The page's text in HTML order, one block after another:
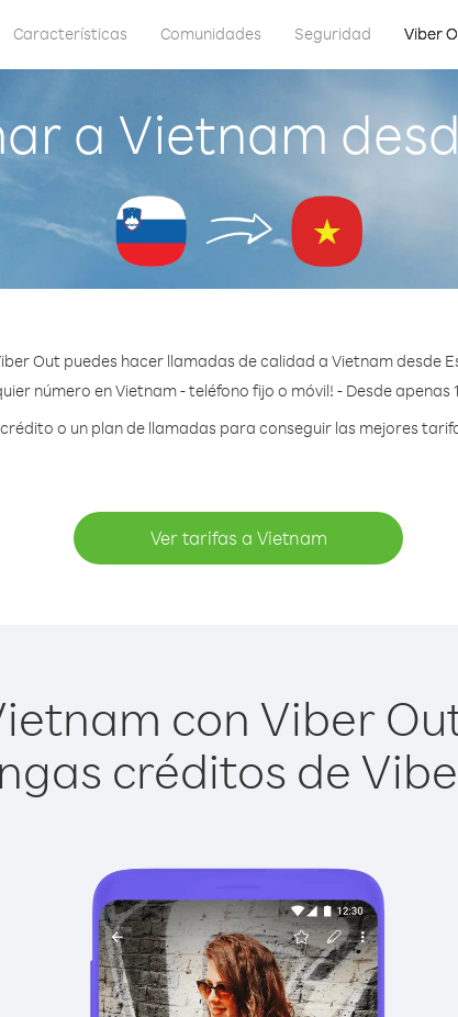
Características Comunidades Seguridad Viber
a Vietnam
Out puedes hacer llamadas de calidad a Vietnam desde
número en Vietnam - teléfono fijo o móvil! - Desde apenas
o un plan de llamadas para conseguir las mejores
Ver tarifas a Vietnam
con Viber
créditos de